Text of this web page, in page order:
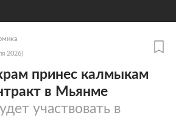
2026)
принес калмыкам
в Мьянме
участвовать в